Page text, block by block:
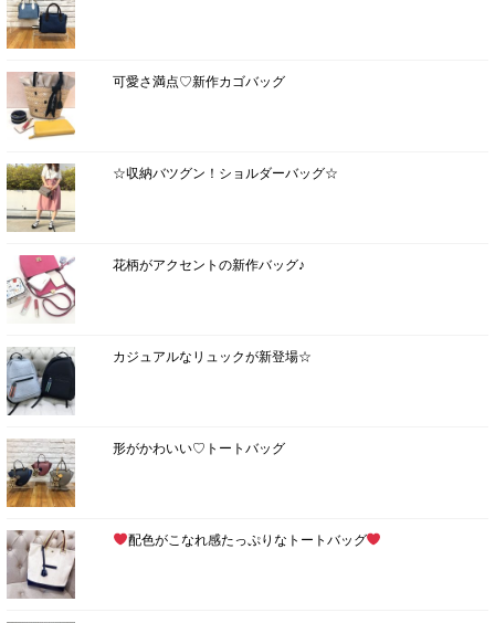
可愛さ満点♡新作カゴバッグ
☆収納バツグン！ショルダーバッグ☆
花柄がアクセントの新作バッグ♪
カジュアルなリュックが新登場☆
形がかわいい♡トートバッグ
配色がこなれ感たっぷりなトートバッグ